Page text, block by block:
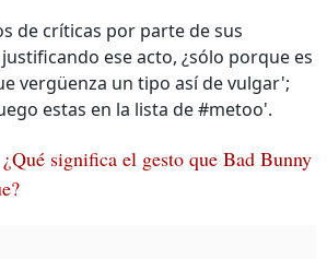
de críticas por parte de sus
ese acto, ¿sólo porque es
vergüenza un tipo así de vulgar';
estas en la lista de #metoo'.
¿Qué significa el gesto que Bad Bunny